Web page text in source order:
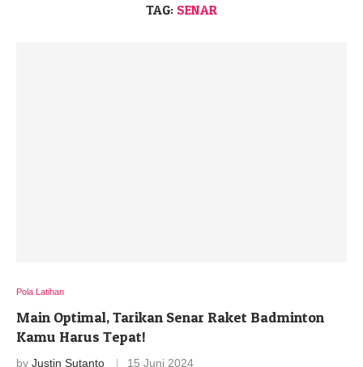
TAG: SENAR
Pola Latihan
Main Optimal, Tarikan Senar Raket Badminton
Kamu Harus Tepat!
by Justin Sutanto 15 Juni 2024